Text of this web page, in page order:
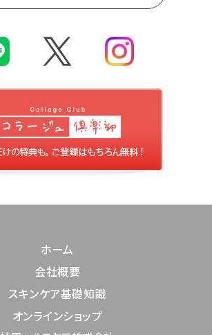
ホーム
会社概要
スキンケア基礎知識
オンラインショップ